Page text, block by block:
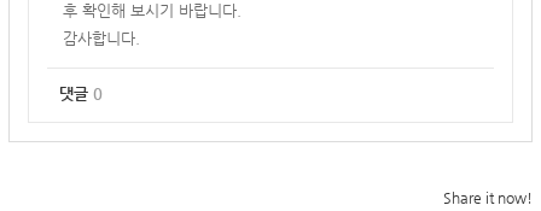
후 확인해 보시기 바랍니다.
감사합니다.
댓글 0
Share it now!